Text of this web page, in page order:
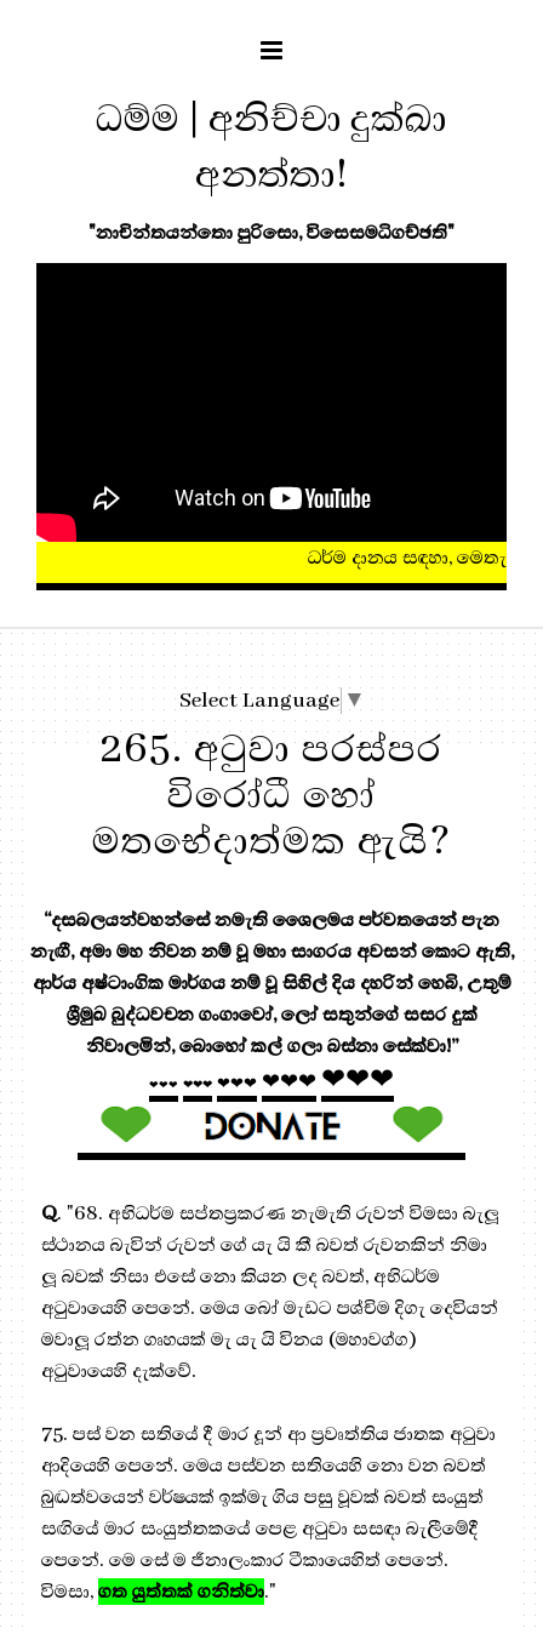
ධම්ම | අනිච්චා දුක්ඛා
අනත්තා!
"නාචින්තයන්තො පුරිසො, විසෙසමධිගච්ඡති"
ධර්ම දානය සඳහා, මෙතැන ඔබන්න!
Select Language ▼
265. අටුවා පරස්පර
විරෝධී හෝ
මතභේදාත්මක ඇයි?
“දසබලයන්වහන්සේ නමැති ශෛලමය පර්වතයෙන් පැන
නැඟී, අමා මහ නිවන නම් වූ මහා සාගරය අවසන් කොට ඇති,
ආර්ය අෂ්ටාංගික මාර්ගය නම් වූ සිහිල් දිය දහරින් හෙබි, උතුම්
ශ්‍රීමුඛ බුද්ධවචන ගංගාවෝ, ලෝ සතුන්ගේ සසර දුක්
නිවාලමින්, බොහෝ කල් ගලා බස්නා සේක්වා!”
❤❤❤ ❤❤❤ ❤❤❤ ❤❤❤ ❤❤❤
Q. "68. අභිධර්ම සප්තප්‍රකරණ නැමැති රුවන් විමසා බැලූ
ස්ථානය බැවින් රුවන් ගේ යැ යි කී බවත් රුවනකින් නිමා
ලූ බවක් නිසා එසේ නො කියන ලද බවත්, අභිධර්ම
අටුවායෙහි පෙනේ. මෙය බෝ මැඩට පශ්චිම දිගැ දෙවියන්
මවාලූ රත්න ගෘහයක් මැ යැ යි විනය (මහාවග්ග)
අටුවායෙහි දැක්වේ.
75. පස් වන සතියේ දී මාර දූන් ආ ප්‍රවෘත්තිය ජාතක අටුවා
ආදියෙහි පෙනේ. මෙය පස්වන සතියෙහි නො වන බවත්
බුද්‍ධත්වයෙන් වර්ෂයක් ඉක්මැ ගිය පසු වූවක් බවත් සංයුත්
සඟියේ මාර සංයුත්තකයේ පෙළ අටුවා සසඳා බැලීමේදී
පෙනේ. මෙ සේ ම ජීනාලංකාර ටීකායෙහිත් පෙනේ.
විමසා,ගත යුත්තක් ගනිත්වා."